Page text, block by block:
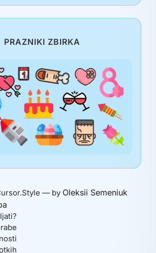
PRAZNIKI ZBIRKA
— by Oleksii Semeniuk